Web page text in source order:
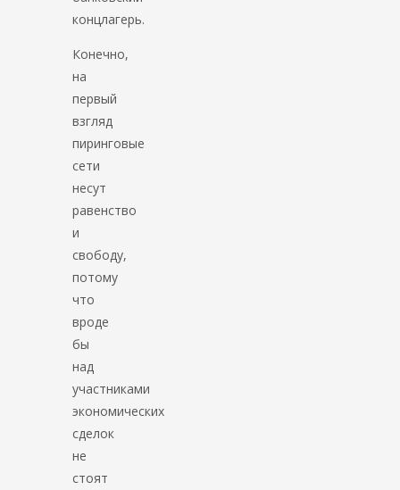
концлагерь.
Конечно,
на
первый
взгляд
пиринговые
сети
несут
равенство
и
свободу,
потому
что
вроде
бы
над
участниками
экономических
сделок
не
стоят